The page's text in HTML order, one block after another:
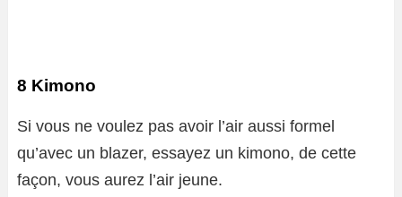
8 Kimono
Si vous ne voulez pas avoir l’air aussi formel
qu’avec un blazer, essayez un kimono, de cette
façon, vous aurez l’air jeune.